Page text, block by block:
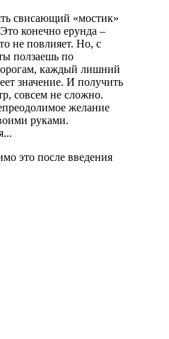
свисающий «мостик»
конечно ерунда –
не повлияет. Но, с
ползаешь по
каждый лишний
значение. И получить
совсем не сложно.
желание
руками.
это после введения